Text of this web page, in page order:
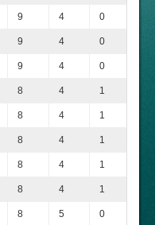
9 4 0
9 4 0
9 4 0
8 4 1
8 4 1
8 4 1
8 4 1
8 4 1
8 5 0